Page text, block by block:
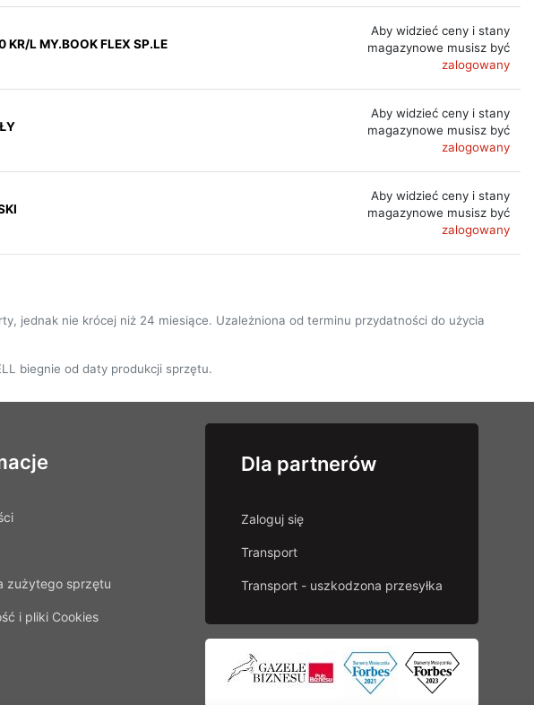
L MY.BOOK FLEX SP.LE
Aby widzieć ceny i stany
magazynowe musisz być
zalogowany
Aby widzieć ceny i stany
magazynowe musisz być
zalogowany
Aby widzieć ceny i stany
magazynowe musisz być
zalogowany
jednak nie krócej niż 24 miesiące. Uzależniona od terminu przydatności do użycia
biegnie od daty produkcji sprzętu.
zużytego sprzętu
i pliki Cookies
Dla partnerów
Zaloguj się
Transport
Transport - uszkodzona przesyłka